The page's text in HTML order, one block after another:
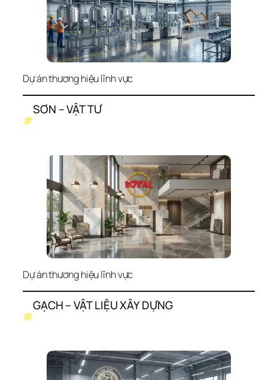
Dự án thương hiệu lĩnh vực
#
SƠN – VẬT TƯ
Dự án thương hiệu lĩnh vực
#
GẠCH – VẬT LIỆU XÂY DỰNG